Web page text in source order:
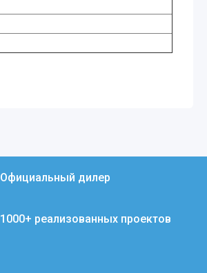
Официальный дилер
1000+ реализованных проектов